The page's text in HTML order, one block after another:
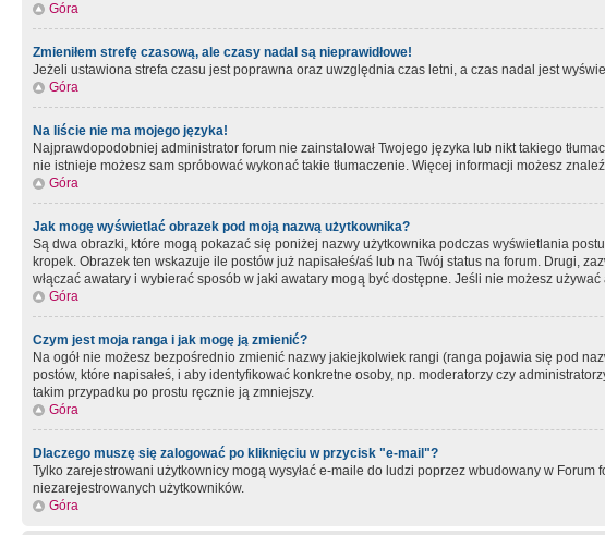
Góra
Zmieniłem strefę czasową, ale czasy nadal są nieprawidłowe!
Jeżeli ustawiona strefa czasu jest poprawna oraz uwzględnia czas letni, a czas nadal jest
Góra
Na liście nie ma mojego języka!
Najprawdopodobniej administrator forum nie zainstalował Twojego języka lub nikt takiego
nie istnieje możesz sam spróbować wykonać takie tłumaczenie. Więcej informacji możesz
Góra
Jak mogę wyświetlać obrazek pod moją nazwą użytkownika?
Są dwa obrazki, które mogą pokazać się poniżej nazwy użytkownika podczas wyświetlania
kropek. Obrazek ten wskazuje ile postów już napisałeś/aś lub na Twój status na forum. Drugi,
włączać awatary i wybierać sposób w jaki awatary mogą być dostępne. Jeśli nie możesz
Góra
Czym jest moja ranga i jak mogę ją zmienić?
Na ogół nie możesz bezpośrednio zmienić nazwy jakiejkolwiek rangi (ranga pojawia się pod
postów, które napisałeś, i aby identyfikować konkretne osoby, np. moderatorzy czy
takim przypadku po prostu ręcznie ją zmniejszy.
Góra
Dlaczego muszę się zalogować po kliknięciu w przycisk "e-mail"?
Tylko zarejestrowani użytkownicy mogą wysyłać e-maile do ludzi poprzez wbudowany w
niezarejestrowanych użytkowników.
Góra